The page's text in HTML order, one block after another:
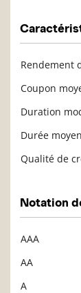
Rendement
Coupon
Duration
Durée
Qualité de
Notation
AAA
AA
A